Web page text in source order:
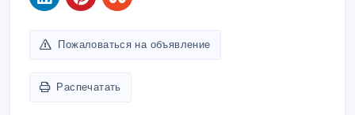
Пожаловаться на объявление
Распечатать